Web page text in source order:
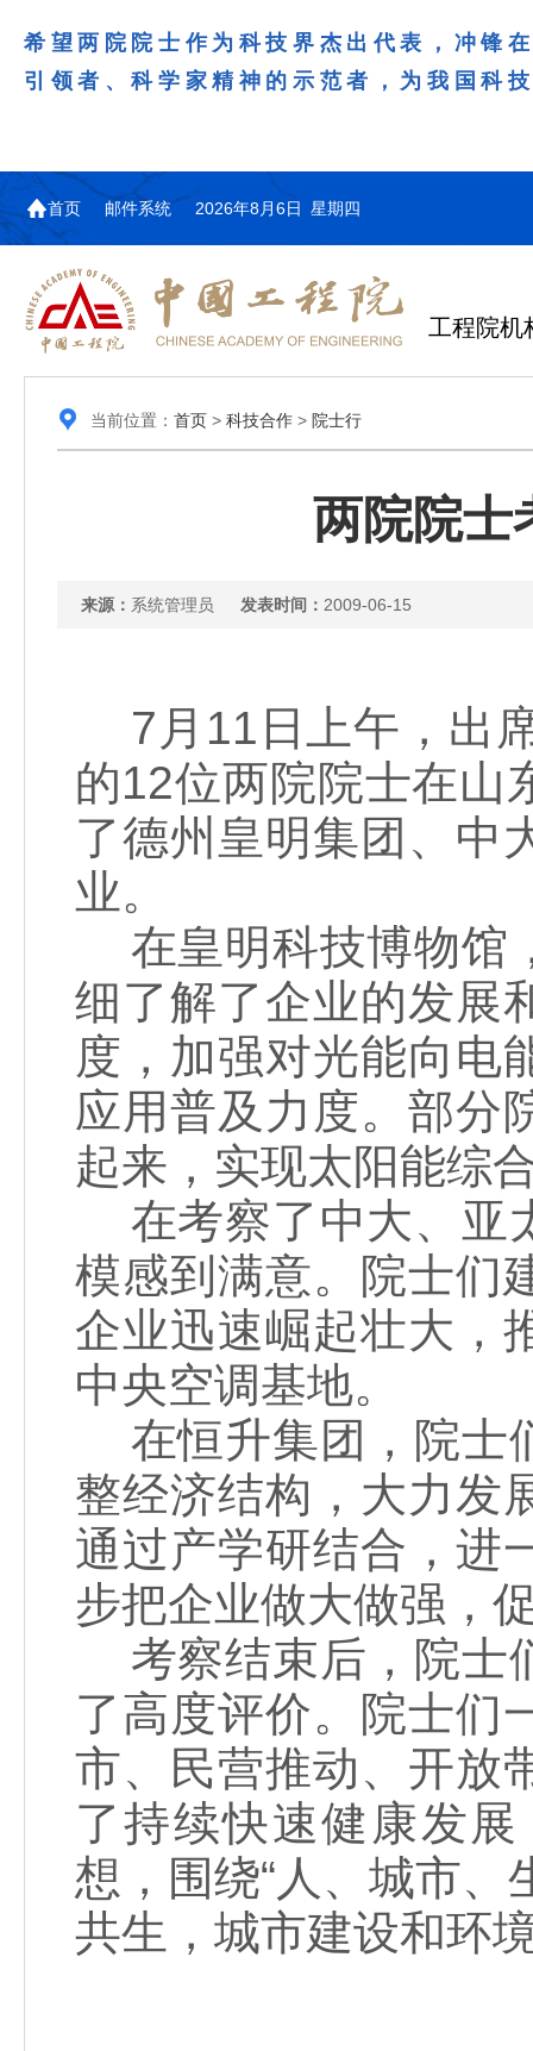
希望两院院士作为科技界杰出代表，冲锋
引领者、科学家精神的示范者，为我国科
首页 邮件系统 2026年8月6日 星期四
工程院机
当前位置： 首页> 科技合作> 院士行
两院院士
来源： 系统管理员 发表时间： 2009-06-15
7月11日上午，出
的12位两院院士在山
了德州皇明集团、中
业。
在皇明科技博物馆
细了解了企业的发展
度，加强对光能向电
应用普及力度。部分
起来，实现太阳能综
在考察了中大、亚
模感到满意。院士们
企业迅速崛起壮大，
中央空调基地。
在恒升集团，院士
整经济结构，大力发
通过产学研结合，进
步把企业做大做强，
考察结束后，院士
了高度评价。院士们
市、民营推动、开放
了持续快速健康发
想，围绕“人、城市、
共生，城市建设和环